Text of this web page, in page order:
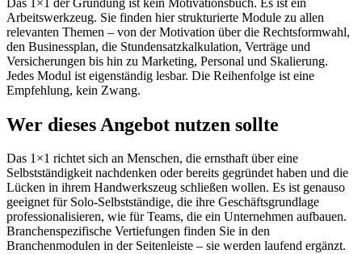
Arbeitswerkzeug. Sie finden hier strukturierte Module zu allen
relevanten Themen – von der Motivation über die Rechtsformwahl,
den Businessplan, die Stundensatzkalkulation, Verträge und
Versicherungen bis hin zu Marketing, Personal und Skalierung.
Jedes Modul ist eigenständig lesbar. Die Reihenfolge ist eine
Empfehlung, kein Zwang.
Wer dieses Angebot nutzen sollte
Das 1×1 richtet sich an Menschen, die ernsthaft über eine
Selbstständigkeit nachdenken oder bereits gegründet haben und die
Lücken in ihrem Handwerkszeug schließen wollen. Es ist genauso
geeignet für Solo-Selbstständige, die ihre Geschäftsgrundlage
professionalisieren, wie für Teams, die ein Unternehmen aufbauen.
Branchenspezifische Vertiefungen finden Sie in den
Branchenmodulen in der Seitenleiste – sie werden laufend ergänzt.